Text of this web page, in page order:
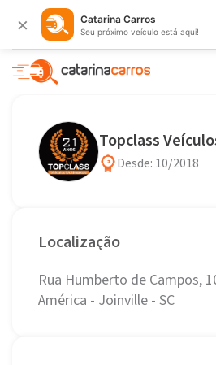
× Catarina Carros
Seu próximo veículo está aqui!
Topclass
Desde: 10/2018
Localização
Rua Humberto de Campos,
América - Joinville - SC